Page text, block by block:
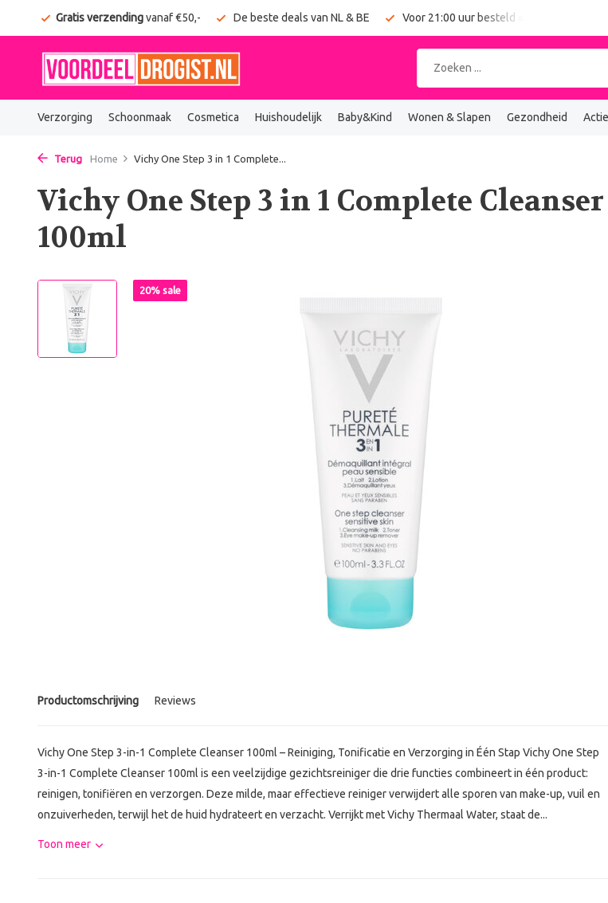
Gratis verzendingvanaf €50,- De beste deals van NL & BE Voor 21:00 uur besteld = vandaag
Verzorging Schoonmaak Cosmetica Huishoudelijk Baby&Kind Wonen & Slapen Gezondheid Actie
Terug Home Vichy One Step 3 in 1 Complete...
Vichy One Step 3 in 1 Complete Cleanser
100ml
20% sale
Productomschrijving Reviews
Vichy One Step 3-in-1 Complete Cleanser 100ml – Reiniging, Tonificatie en Verzorging in Één Stap Vichy One Step
3-in-1 Complete Cleanser 100ml is een veelzijdige gezichtsreiniger die drie functies combineert in één product:
reinigen, tonifiëren en verzorgen. Deze milde, maar effectieve reiniger verwijdert alle sporen van make-up, vuil en
onzuiverheden, terwijl het de huid hydrateert en verzacht. Verrijkt met Vichy Thermaal Water, staat de...
Toon meer